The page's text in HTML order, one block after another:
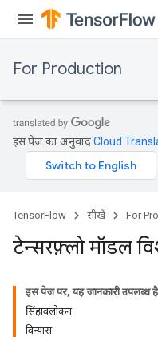
For Production
इस पेज का अनुवादCloud
TensorFlow सीखें For
टेन्सरफ़्लो मॉडल
इस पेज पर, यह जानकारी उपलब्ध है
सिंहावलोकन
विन्यास